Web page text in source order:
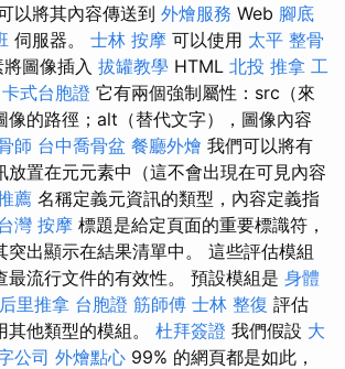
以將其內容傳送到 外燴服務 Web 腳底
伺服器。 士林 按摩 可以使用 太平 整骨
圖像插入 拔罐教學 HTML 北投 推拿 工
卡式台胞證 它有兩個強制屬性：src（來
像的路徑；alt（替代文字），圖像內容
師 台中喬骨盆 餐廳外燴 我們可以將有
放置在元元素中（這不會出現在可見內容
薦 名稱定義元資訊的類型，內容定義指
灣 按摩 標題是給定頁面的重要標識符，
突出顯示在結果清單中。 這些評估模組
最流行文件的有效性。 預設模組是 身體
后里推拿 台胞證 筋師傅 士林 整復 評估
他類型的模組。 杜拜簽證 我們假設 大
公司 外燴點心 99% 的網頁都是如此，